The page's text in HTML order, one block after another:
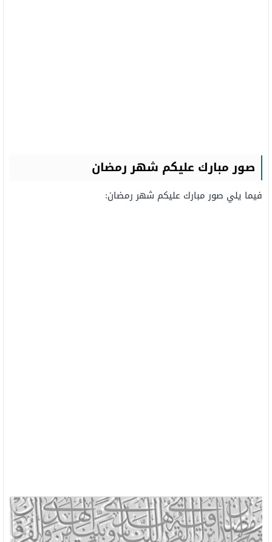
صور مبارك عليكم شهر رمضان
فيما يلي صور مبارك عليكم شهر رمضان: